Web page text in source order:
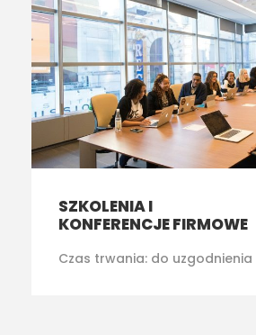
SZKOLENIA I
KONFERENCJE FIRMOWE
Czas trwania: do uzgodnienia